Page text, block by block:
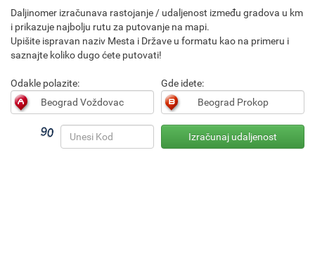
Daljinomer izračunava rastojanje / udaljenost između gradova u km
i prikazuje najbolju rutu za putovanje na mapi.
Upišite ispravan naziv Mesta i Države u formatu kao na primeru i
saznajte koliko dugo ćete putovati!
Odakle polazite: Gde idete: